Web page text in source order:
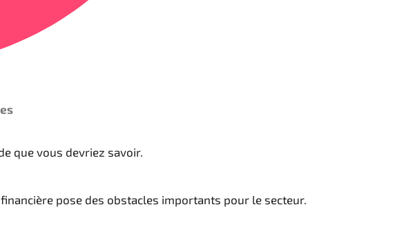
que vous devriez savoir.
pose des obstacles importants pour le secteur.